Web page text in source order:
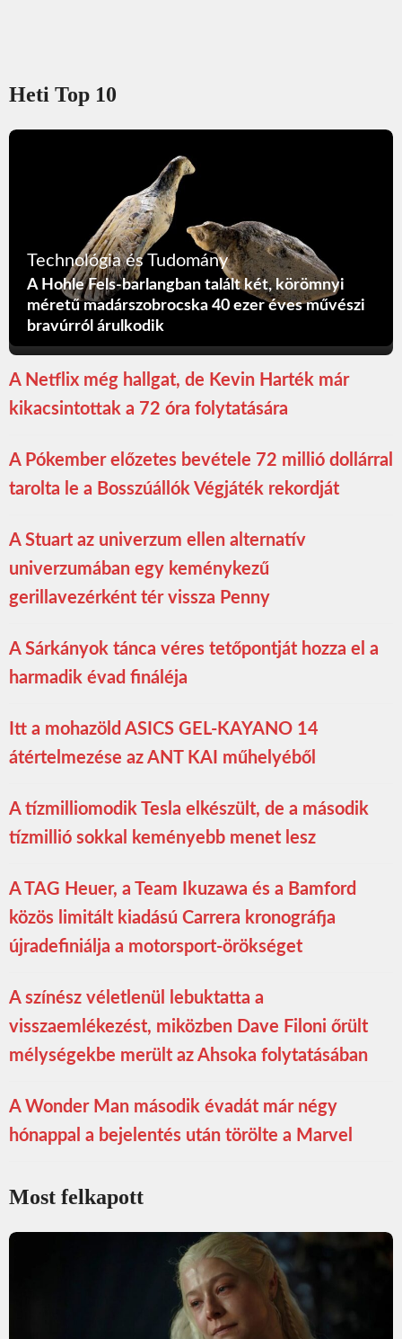
Heti Top 10
Technológia és Tudomány
A Hohle Fels-barlangban talált két, körömnyi
méretű madárszobrocska 40 ezer éves művészi
bravúrról árulkodik
A Netflix még hallgat, de Kevin Harték már
kikacsintottak a 72 óra folytatására
A Pókember előzetes bevétele 72 millió dollárral
tarolta le a Bosszúállók Végjáték rekordját
A Stuart az univerzum ellen alternatív
univerzumában egy keménykezű
gerillavezérként tér vissza Penny
A Sárkányok tánca véres tetőpontját hozza el a
harmadik évad fináléja
Itt a mohazöld ASICS GEL-KAYANO 14
átértelmezése az ANT KAI műhelyéből
A tízmilliomodik Tesla elkészült, de a második
tízmillió sokkal keményebb menet lesz
A TAG Heuer, a Team Ikuzawa és a Bamford
közös limitált kiadású Carrera kronográfja
újradefiniálja a motorsport-örökséget
A színész véletlenül lebuktatta a
visszaemlékezést, miközben Dave Filoni őrült
mélységekbe merült az Ahsoka folytatásában
A Wonder Man második évadát már négy
hónappal a bejelentés után törölte a Marvel
Most felkapott